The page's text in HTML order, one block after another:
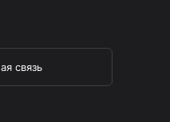
связь